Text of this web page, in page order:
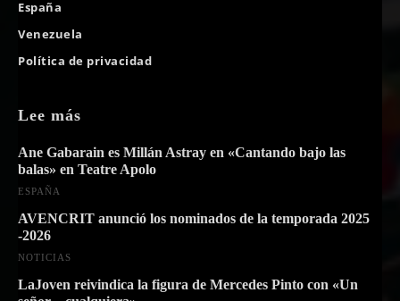
España
Venezuela
Política de privacidad
Lee más
Ane Gabarain es Millán Astray en «Cantando bajo las
balas» en Teatre Apolo
ESPAÑA
AVENCRIT anunció los nominados de la temporada 2025
-2026
NOTICIAS
LaJoven reivindica la figura de Mercedes Pinto con «Un